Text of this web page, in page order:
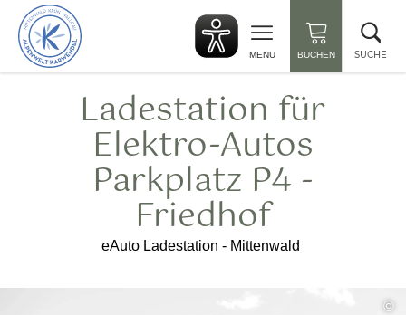
zurück
zur
Startseite
MENU BUCHEN SUCHE
Ladestation für
Elektro-Autos
Parkplatz P4 -
Friedhof
eAuto Ladestation - Mittenwald
©